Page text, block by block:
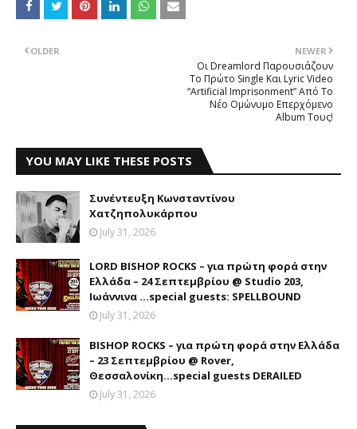
NEWER
Οι Dreamlord Παρουσιάζουν
Το Πρώτο Single Και Lyric Video
“Artificial Imprisonment” Από Το
Νέο Ομώνυμο Επερχόμενο
Album Τους!
OLDER
YOU MAY LIKE THESE POSTS
Συνέντευξη Κωνσταντίνου
Χατζηπολυκάρπου
July 31, 2026
LORD BISHOP ROCKS – για πρώτη φορά στην
Ελλάδα – 24 Σεπτεμβρίου @ Studio 203,
Ιωάννινα …special guests: SPELLBOUND
July 31, 2026
BISHOP ROCKS – για πρώτη φορά στην Ελλάδα
– 23 Σεπτεμβρίου @ Rover,
Θεσσαλονίκη...special guests DERAILED
July 31, 2026